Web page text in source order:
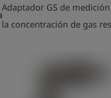
arrow_right
Adaptador GS de
la concentración de gas